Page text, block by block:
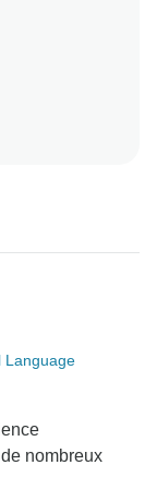
votre
savoir que
de croisière,
séjour.
guide ait
et
choisi
Language
nombreux